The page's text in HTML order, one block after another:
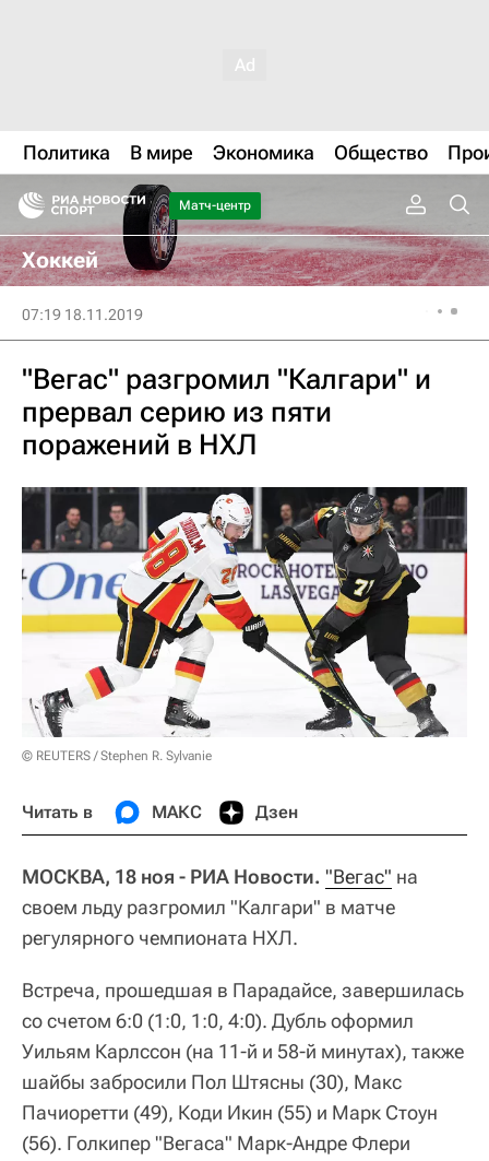
Политика В мире Экономика Общество
Матч-центр
Хоккей
07:19 18.11.2019
"Вегас" разгромил "Калгари" и
прервал серию из пяти
поражений в НХЛ
© REUTERS / Stephen R. Sylvanie
Читать в МАКС Дзен
МОСКВА, 18 ноя - РИА Новости. "Вегас" на
своем льду разгромил "Калгари" в матче
регулярного чемпионата НХЛ.
Встреча, прошедшая в Парадайсе, завершилась
со счетом 6:0 (1:0, 1:0, 4:0). Дубль оформил
Уильям Карлссон (на 11-й и 58-й минутах), также
шайбы забросили Пол Штясны (30), Макс
Пачиоретти (49), Коди Икин (55) и Марк Стоун
(56). Голкипер "Вегаса" Марк-Андре Флери